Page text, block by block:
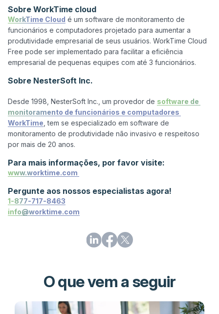
Sobre WorkTime cloud
WorkTime Cloud é um software de monitoramento de
funcionários e computadores projetado para aumentar a
produtividade empresarial de seus usuários. WorkTime Cloud
Free pode ser implementado para facilitar a eficiência
Sobre NesterSoft Inc.
Desde 1998, NesterSoft Inc., um provedor de software de
monitoramento de funcionários e computadores
WorkTime , tem se especializado em software de
monitoramento de produtividade não invasivo e respeitoso
Para mais informações, por favor visite:
www.worktime.com
Pergunte aos nossos especialistas agora!
1-877-717-8463
info@worktime.com
O que vem a seguir